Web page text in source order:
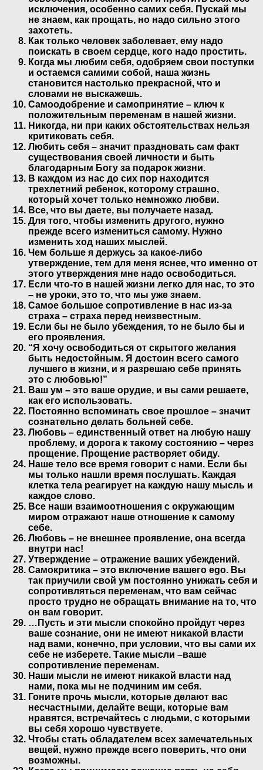
исключения, особенно самих себя. Пускай мы
не знаем, как прощать, но надо сильно этого
захотеть.
Как только человек заболевает, ему надо
поискать в своем сердце, кого надо простить.
Когда мы любим себя, одобряем свои поступки
и остаемся самими собой, наша жизнь
становится настолько прекрасной, что и
словами не выскажешь.
Самоодобрение и самопринятие – ключ к
положительным переменам в нашей жизни.
Никогда, ни при каких обстоятельствах нельзя
критиковать себя.
Любить себя – значит праздновать сам факт
существования своей личности и быть
благодарным Богу за подарок жизни.
В каждом из нас до сих пор находится
трехлетний ребенок, которому страшно,
который хочет только немножко любви.
Все, что вы даете, вы получаете назад.
Для того, чтобы изменить другого, нужно
прежде всего измениться самому. Нужно
изменить ход наших мыслей.
Чем больше я держусь за какое-либо
утверждение, тем для меня яснее, что именно от
этого утверждения мне надо освободиться.
Если что-то в нашей жизни легко для нас, то это
– не уроки, это то, что мы уже знаем.
Самое большое сопротивление в нас из-за
страха – страха перед неизвестным.
Если бы не было убеждения, то не было бы и
его проявления.
“Я хочу освободиться от скрытого желания
быть недостойным. Я достоин всего самого
лучшего в жизни, и я разрешаю себе принять
это с любовью!”
Ваш ум – это ваше орудие, и вы сами решаете,
как его использовать.
Постоянно вспоминать свое прошлое – значит
сознательно делать больней себе.
Любовь – единственный ответ на любую нашу
проблему, и дорога к такому состоянию – через
прощение. Прощение растворяет обиду.
Наше тело все время говорит с нами. Если бы
мы только нашли время послушать. Каждая
клетка тела реагирует на каждую нашу мысль и
каждое слово.
Все наши взаимоотношения с окружающим
миром отражают наше отношение к самому
себе.
Любовь – не внешнее проявление, она всегда
внутри нас!
Утверждение – отражение ваших убеждений.
Самокритика – это включение вашего ego. Вы
так приучили свой ум постоянно унижать себя и
сопротивляться переменам, что вам сейчас
просто трудно не обращать внимание на то, что
он вам говорит.
…Пусть и эти мысли спокойно пройдут через
ваше сознание, они не имеют никакой власти
над вами, конечно, при условии, что вы сами их
себе не изберете. Такие мысли –ваше
сопротивление переменам.
Наши мысли не имеют никакой власти над
нами, пока мы не подчиним им себя.
Гоните прочь мысли, которые делают вас
несчастными, делайте вещи, которые вам
нравятся, встречайтесь с людьми, с которыми
вы себя хорошо чувствуете.
Чтобы стать обладателем всех замечательных
вещей, нужно прежде всего поверить, что они
возможны.